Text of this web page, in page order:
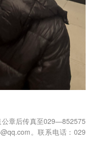
公章后传真至029—852575
。联系电话：029